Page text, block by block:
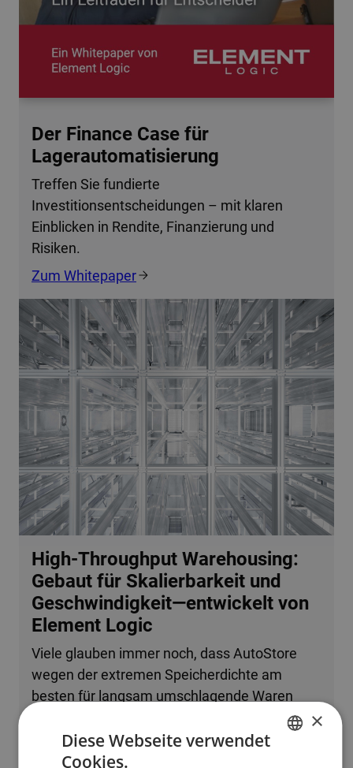
Der Finance Case für
Lagerautomatisierung
Treffen Sie fundierte
Investitionsentscheidungen – mit klaren
Einblicken in Rendite, Finanzierung und
Risiken.
Zum Whitepaper
High-Throughput Warehousing:
Gebaut für Skalierbarkeit und
Geschwindigkeit—entwickelt von
Element Logic
Viele glauben immer noch, dass AutoStore
wegen der extremen Speicherdichte am
besten für langsam umschlagende Waren
oder kleine Betriebe geeignet ist. Tatsache ist,
dass das System problemlos mehrere
zehntausend Bestellzeilen pro Stunde
×
Diese Webseite verwendet
Cookies.